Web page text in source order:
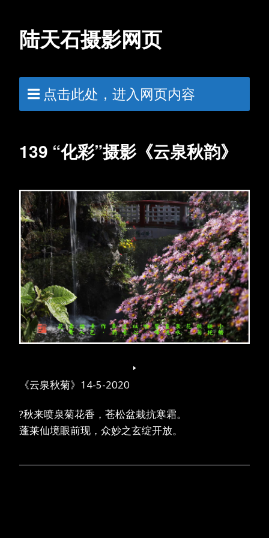
陆天石摄影网页
点击此处，进入网页内容
139 “化彩”摄影《云泉秋韵》
《云泉秋菊》14-5-2020
?秋来喷泉菊花香，苍松盆栽抗寒霜。
蓬莱仙境眼前现，众妙之玄绽开放。